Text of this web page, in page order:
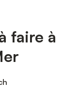
faire à